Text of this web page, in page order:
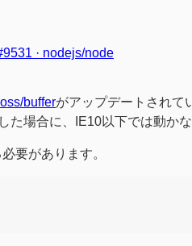
· nodejs/node
bufferがアップデートされて
場合に、IE10以下では動かな
要があります。